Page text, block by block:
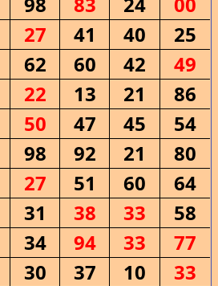
27 41 40
25
62 60 42
49
22 13 21
86
50 47 45
54
98 92 21
80
27 51 60
64
31 38 33
58
34 94 33
77
30 37 10
33